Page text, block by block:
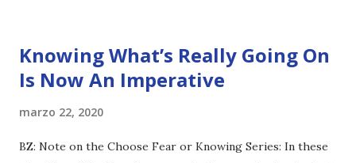
Knowing What’s Really Going On
Is Now An Imperative
marzo 22, 2020
BZ: Note on the Choose Fear or Knowing Series: In these